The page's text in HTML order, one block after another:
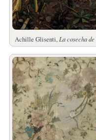
Achille Glisenti, La cosecha